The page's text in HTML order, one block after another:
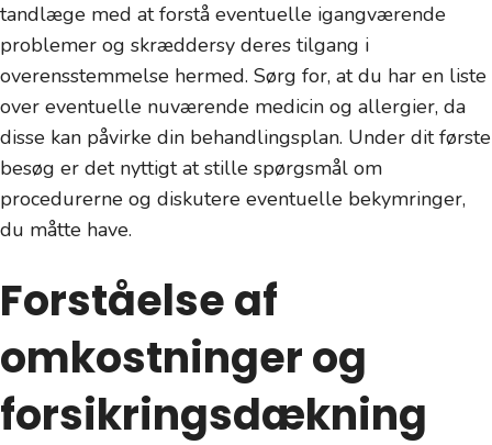
tandlæge med at forstå eventuelle igangværende
problemer og skræddersy deres tilgang i
overensstemmelse hermed. Sørg for, at du har en liste
over eventuelle nuværende medicin og allergier, da
disse kan påvirke din behandlingsplan. Under dit første
besøg er det nyttigt at stille spørgsmål om
procedurerne og diskutere eventuelle bekymringer,
du måtte have.
Forståelse af
omkostninger og
forsikringsdækning